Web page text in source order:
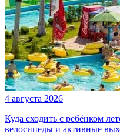
4 августа 2026
Куда сходить с ребёнком
велосипеды и активные